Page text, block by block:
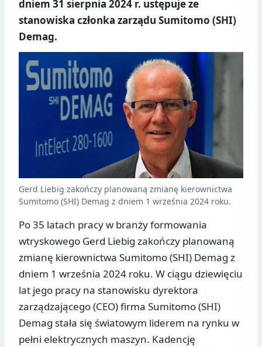
dniem 31 sierpnia 2024 r. ustępuje ze
stanowiska członka zarządu Sumitomo (SHI)
Demag.
Gerd Liebig zakończy planowaną zmianę kierownictwa
Sumitomo (SHI) Demag z dniem 1 września 2024 roku.
Po 35 latach pracy w branży formowania
wtryskowego Gerd Liebig zakończy planowaną
zmianę kierownictwa Sumitomo (SHI) Demag z
dniem 1 września 2024 roku. W ciągu dziewięciu
lat jego pracy na stanowisku dyrektora
zarządzającego (CEO) firma Sumitomo (SHI)
Demag stała się światowym liderem na rynku w
pełni elektrycznych maszyn. Kadencję